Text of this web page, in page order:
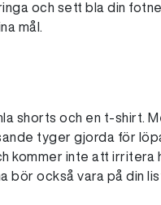
och sett bla din
mål.
shorts och en t-shirt.
tyger gjorda för
kommer inte att irritera
bör också vara på din